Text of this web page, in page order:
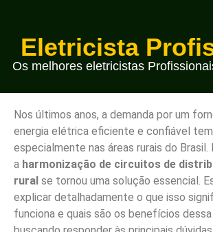
de circuitos
Apesar de todos os benefícios, a
Recursos financeiros:
O custo
implementar as melhorias pode ser
especialmente em regiões
Falta de tecnologia:Algumas
carecer de tecnologia adequada
monitoramento e manutenção
Capacitação de profissionais:
É
profissionais treinados e